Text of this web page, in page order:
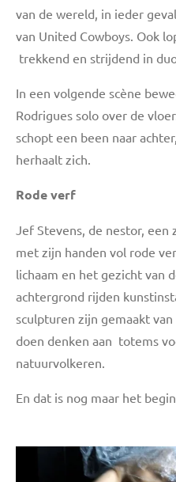
van de wereld, in ieder
van United Cowboys. Ook
trekkend en strijdend in
In een volgende scène
Rodrigues solo over de
schopt een been naar
herhaalt zich.
Rode verf
Jef Stevens, de nestor, een
met zijn handen vol rode
lichaam en het gezicht van
achtergrond rijden
sculpturen zijn gemaakt
doen denken aan totems
natuurvolkeren.
En dat is nog maar het begin.